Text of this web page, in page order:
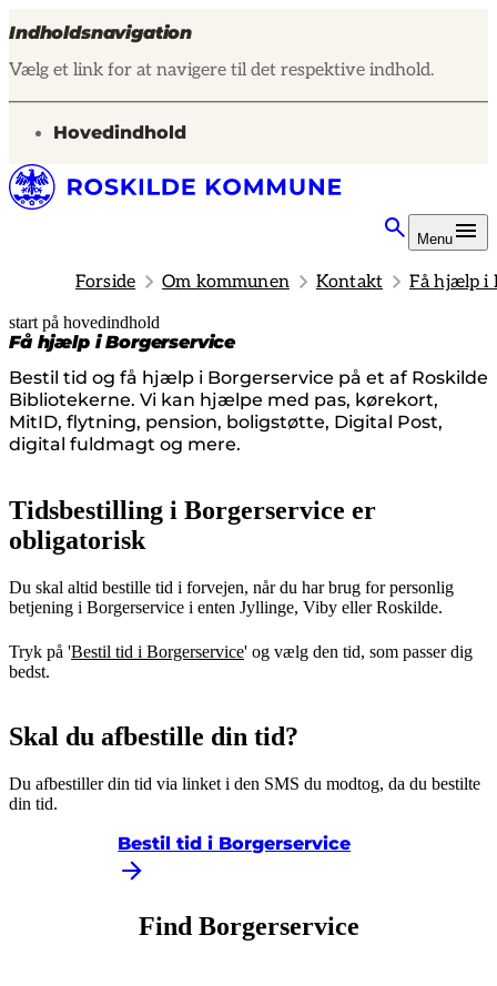
Indholdsnavigation
Vælg et link for at navigere til det respektive indhold.
gå til
Hovedindhold
Menu
Forside Om kommunen Kontakt Få hjælp i
start på hovedindhold
Få hjælp i Borgerservice
Bestil tid og få hjælp i Borgerservice på et af Roskilde
Bibliotekerne. Vi kan hjælpe med pas, kørekort,
MitID, flytning, pension, boligstøtte, Digital Post,
digital fuldmagt og mere.
senest opdateret 2. juli 2026
Tidsbestilling i Borgerservice er
obligatorisk
Du skal altid bestille tid i forvejen, når du har brug for personlig
betjening i Borgerservice i enten Jyllinge, Viby eller Roskilde.
Tryk på 'Bestil tid i Borgerservice' og vælg den tid, som passer dig
bedst.
Skal du afbestille din tid?
Du afbestiller din tid via linket i den SMS du modtog, da du bestilte
din tid.
Bestil tid i Borgerservice
Find Borgerservice